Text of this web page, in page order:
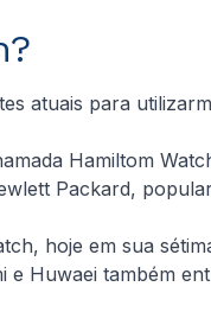
atuais para
Hamiltom
Packard,
hoje em sua
Huwaei também